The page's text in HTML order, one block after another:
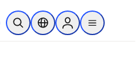
Ouvrir la recherche
Sélecteur de localisation
Sign in to products
menu